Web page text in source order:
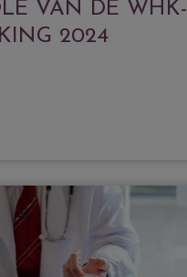
VAN DE WHK-
2024